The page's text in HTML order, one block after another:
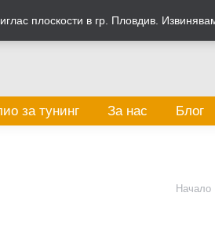
за тунинг За нас Блог
You are
Начало
плоскости в гр. Пловдив.